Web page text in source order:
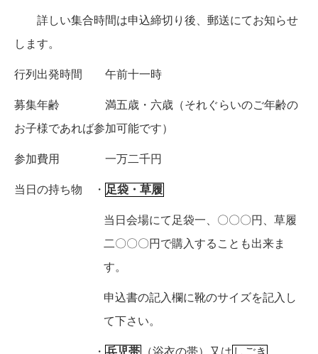
詳しい集合時間は申込締切り後、郵送にてお知らせ
します。
行列出発時間 午前十一時
募集年齢 満五歳・六歳 （それぐらいのご年齢の
お子様であれば参加可能です）
参加費用 一万二千円
当日の持ち物 ・ 足袋・草履
当日会場にて足袋一、〇〇〇円、草履
二〇〇〇円で購入することも出来ま
す。
申込書の記入欄に靴のサイズを記入し
て下さい。